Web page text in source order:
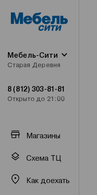
Мебель-Сити
Старая Деревня
8 (812) 303-81-81
Открыто до 21:00
Магазины
Схема ТЦ
Как доехать